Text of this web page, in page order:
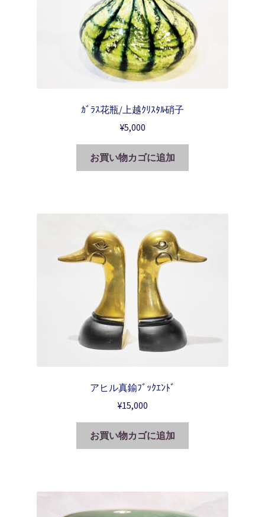
ｶﾞﾗｽ花瓶/上越ｸﾘｽﾀﾙ硝子
¥5,000
お買い物カゴに追加
アヒル真鍮ﾌﾞｯｸｴﾝﾄﾞ
¥15,000
お買い物カゴに追加